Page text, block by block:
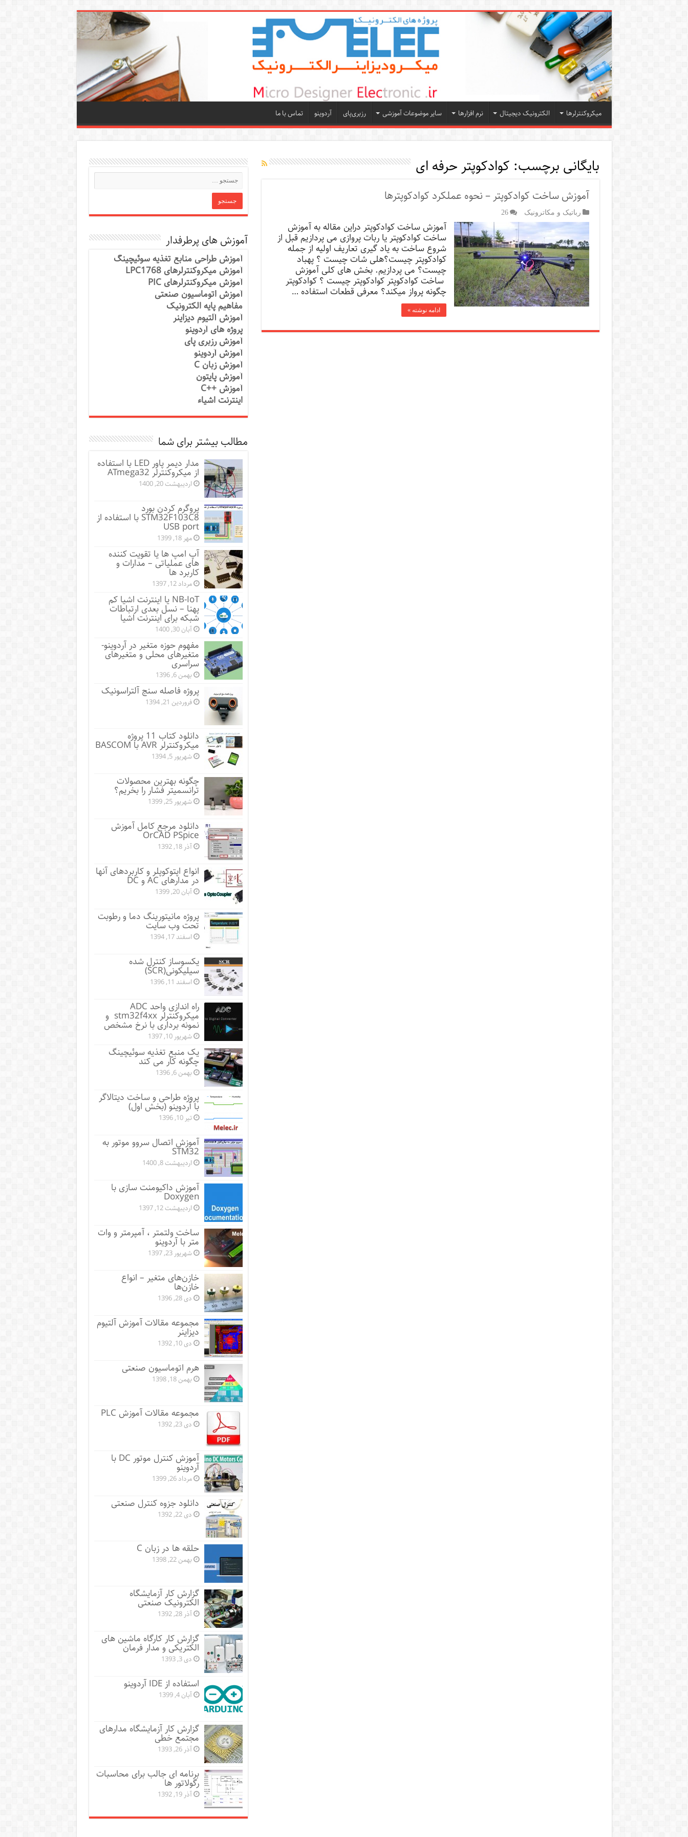
میکروکنترلرها الکترونیک دیجیتال نرم افزارها سایر موضوعات آموزشی رزبری‌پای آردوینو تماس با ما
بایگانی برچسب: کوادکوپتر حرفه ای
آموزش ساخت کوادکوپتر – نحوه عملکرد کوادکوپترها
رباتیک و مکاترونیک 26
آموزش ساخت کوادکوپتر دراین مقاله به آموزش
ساخت کوادکوپتر یا ربات پروازی می پردازیم قبل از
شروع ساخت به یاد گیری تعاریف اولیه از جمله
کوادکوپتر چیست؟هلی شات چیست ؟ پهباد
چیست؟ می پردازیم. بخش های کلی آموزش
ساخت کوادکوپتر کوادکوپتر چیست ؟ کوادکوپتر
چگونه پرواز میکند؟ معرفی قطعات استفاده …
ادامه نوشته »
آموزش های پرطرفدار
آموزش طراحی منابع تغذیه سوئیچینگ
آموزش میکروکنترلرهای LPC1768
آموزش میکروکنترلرهای PIC
آموزش اتوماسیون صنعتی
مفاهیم پایه الکترونیک
آموزش آلتیوم دیزاینر
پروژه های آردوینو
آموزش رزبری پای
آموزش آردوینو
آموزش زبان C
آموزش پایتون
آموزش ++C
اینترنت اشیاء
مطالب بیشتر برای شما
مدار دیمر پاور LED با استفاده
از میکروکنترلر ATmega32
اردیبهشت 20, 1400
پروگرم کردن بورد
STM32F103C8 با استفاده از
USB port
مهر 18, 1399
آپ امپ ها یا تقویت کننده
های عملیاتی – مدارات و
کاربرد ها
مرداد 12, 1397
NB-IoT یا اینترنت اشیا کم
پهنا – نسل بعدی ارتباطات
شبکه برای اینترنت اشیا
آبان 30, 1400
مفهوم حوزه متغیر در آردوینو-
متغیرهای محلی و متغیرهای
سراسری
بهمن 6, 1396
پروژه فاصله سنج آلتراسونیک
فروردین 21, 1394
دانلود کتاب 11 پروژه
میکروکنترلر AVR با BASCOM
شهریور 5, 1394
چگونه بهترین محصولات
ترانسمیتر فشار را بخریم؟
شهریور 25, 1399
دانلود مرجع کامل آموزش
OrCAD PSpice
آذر 18, 1392
انواع اپتوکوپلر و کاربردهای آنها
در مدارهای AC و DC
آبان 20, 1399
پروژه مانيتورينگ دما و رطوبت
تحت وب سایت
اسفند 17, 1394
یکسوساز کنترل شده
سیلیکونی(SCR)
اسفند 11, 1396
راه اندازی واحد ADC
میکروکنترلر stm32f4xx و
نمونه برداری با نرخ مشخص
شهریور 10, 1397
یک منبع تغذیه سوئیچینگ
چگونه کار می کند
بهمن 6, 1396
پروژه طراحی و ساخت دیتالاگر
با آردوینو (بخش اول)
تیر 10, 1396
آموزش اتصال سروو موتور به
STM32
اردیبهشت 8, 1400
آموزش داکیومنت سازی با
Doxygen
اردیبهشت 12, 1397
ساخت ولتمتر ، آمپرمتر و وات
متر با آردوینو
شهریور 23, 1397
خازن‌های متغیر – انواع
خازن‌ها
دی 28, 1396
مجموعه مقالات آموزش آلتیوم
دیزاینر
دی 10, 1392
هرم اتوماسیون صنعتی
بهمن 18, 1398
مجموعه مقالات آموزش PLC
دی 23, 1392
آموزش کنترل موتور DC با
آردوینو
مرداد 26, 1399
دانلود جزوه کنترل صنعتی
دی 22, 1392
حلقه ها در زبان C
بهمن 22, 1398
گزارش کار آزمایشگاه
الکترونیک صنعتی
آذر 28, 1392
گزارش کار کارگاه ماشین های
الکتریکی و مدار فرمان
دی 3, 1393
استفاده از IDE آردوینو
آبان 4, 1399
گزارش کار آزمایشگاه مدارهای
مجتمع خطی
آذر 26, 1393
برنامه ای جالب برای محاسبات
رگولاتور ها
آذر 19, 1392